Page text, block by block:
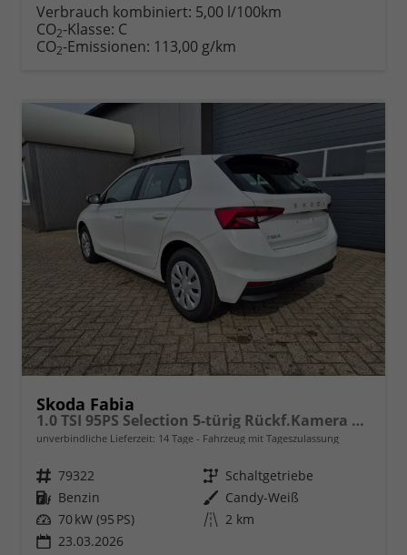
Verbrauch kombiniert: 5,00 l/100km
CO2-Klasse: C
CO2-Emissionen: 113,00 g/km
Skoda Fabia
1.0 TSI 95PS Selection 5-türig Rückf.Kamera Parksensoren Sitzheizung Multifunktionslenkrad Klima Skoda-Radio Bluetooth Touchscreen Tempomat Nebelsch. Apple CarPlay + Android Auto
unverbindliche Lieferzeit: 14 Tage Fahrzeug mit Tageszulassung
Fahrzeugnr. 79322 Getriebe Schaltgetriebe
Kraftstoff Benzin Außenfarbe Candy-Weiß
Leistung 70 kW (95 PS) Kilometerstand 2 km
23.03.2026